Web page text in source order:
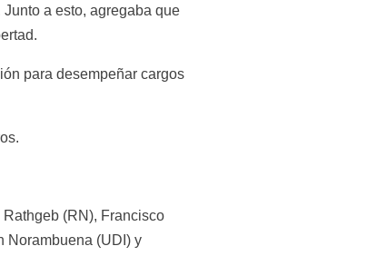
a esto, agregaba que
para desempeñar cargos
(RN), Francisco
Norambuena (UDI) y